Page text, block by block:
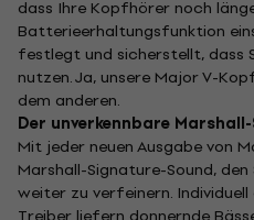
dass Ihre Kopfhörer noch
Batterieerhaltungsfunktion
festlegt und sicherstellt, dass
nutzen. Ja, unsere Major V-
dem anderen.
Der unverkennbare
Mit jeder neuen Ausgabe von
Marshall-Signature-Sound, den
weiter zu verfeinern.